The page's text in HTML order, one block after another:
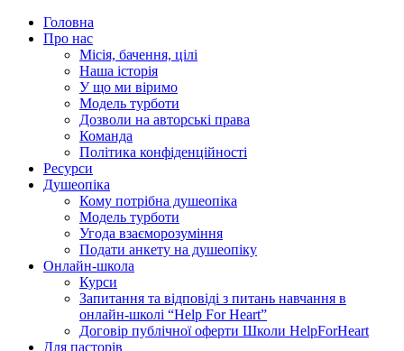
Головна
Про нас
Місія, бачення, цілі
Наша історія
У що ми віримо
Модель турботи
Дозволи на авторські права
Команда
Політика конфіденційності
Ресурси
Душеопіка
Кому потрібна душеопіка
Модель турботи
Угода взаєморозуміння
Подати анкету на душеопіку
Онлайн-школа
Курси
Запитання та відповіді з питань навчання в
онлайн-школі “Help For Heart”
Договір публічної оферти Школи HelpForHeart
Для пасторів